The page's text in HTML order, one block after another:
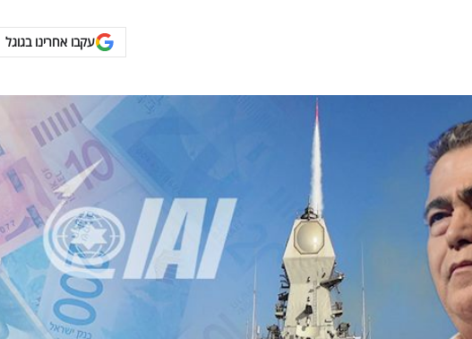
עקבו אחרינו בגוגל